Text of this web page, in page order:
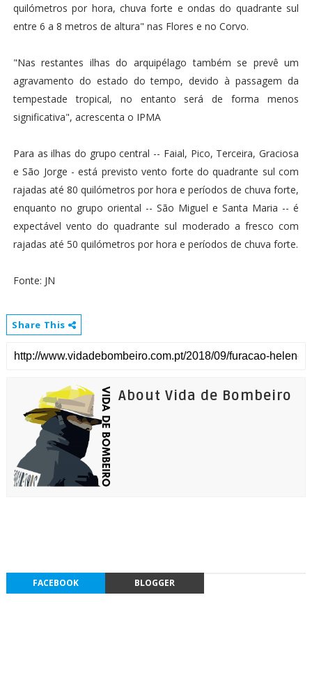
quilómetros por hora, chuva forte e ondas do quadrante sul
entre 6 a 8 metros de altura" nas Flores e no Corvo.
"Nas restantes ilhas do arquipélago também se prevê um
agravamento do estado do tempo, devido à passagem da
tempestade tropical, no entanto será de forma menos
significativa", acrescenta o IPMA
Para as ilhas do grupo central -- Faial, Pico, Terceira, Graciosa
e São Jorge - está previsto vento forte do quadrante sul com
rajadas até 80 quilómetros por hora e períodos de chuva forte,
enquanto no grupo oriental -- São Miguel e Santa Maria -- é
expectável vento do quadrante sul moderado a fresco com
rajadas até 50 quilómetros por hora e períodos de chuva forte.
Fonte: JN
Share This
About Vida de Bombeiro
FACEBOOK BLOGGER